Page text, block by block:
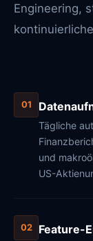
Engineering,
01
Tägliche
und
US-
02 Feature-